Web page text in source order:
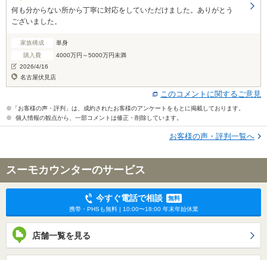
何も分からない所から丁寧に対応をしていただけました。ありがとう
ございました。
家族構成
単身
購入費
4000万円～5000万円未満
2026/4/16
名古屋伏見店
このコメントに関するご意見
※「お客様の声・評判」は、成約されたお客様のアンケートをもとに掲載しております。
※ 個人情報の観点から、一部コメントは修正・削除しています。
お客様の声・評判一覧へ
スーモカウンターのサービス
今すぐ電話で相談
無料
携帯・PHSも無料 | 10:00〜18:00 年末年始休業
店舗一覧を見る